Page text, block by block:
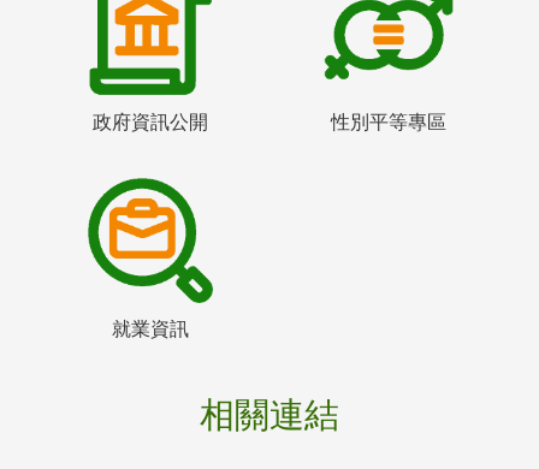
政府資訊公開 性別平等專區
就業資訊
相關連結